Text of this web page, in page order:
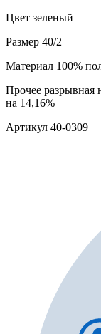
Цвет зеленый
Размер 40/2
Материал 100%
Прочее разрывная
на 14,16%
Артикул 40-0309